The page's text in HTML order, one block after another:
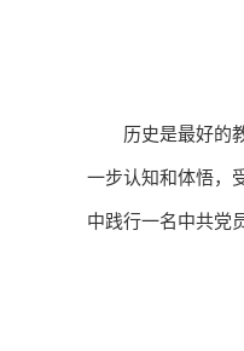
历史是最好的
一步认知和体悟，
中践行一名中共党